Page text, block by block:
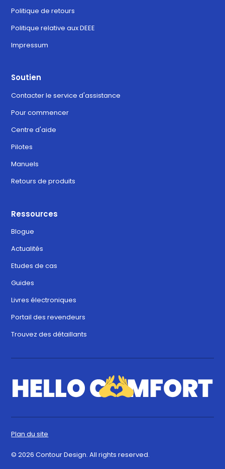
Politique de retours
Politique relative aux DEEE
Impressum
Soutien
Contacter le service d'assistance
Pour commencer
Centre d'aide
Pilotes
Manuels
Retours de produits
Ressources
Blogue
Actualités
Etudes de cas
Guides
Livres électroniques
Portail des revendeurs
Trouvez des détaillants
© 2026 Contour Design. All rights reserved.
Plan du site